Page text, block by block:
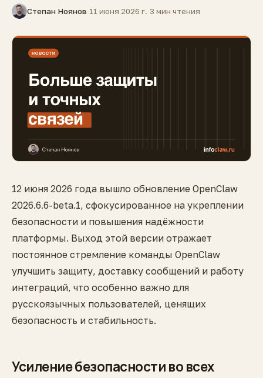
Степан Ноянов·11 июня 2026 г.·3 мин чтения
12 июня 2026 года вышло обновление OpenClaw
2026.6.6-beta.1, сфокусированное на укреплении
безопасности и повышения надёжности
платформы. Выход этой версии отражает
постоянное стремление команды OpenClaw
улучшить защиту, доставку сообщений и работу
интеграций, что особенно важно для
русскоязычных пользователей, ценящих
безопасность и стабильность.
Усиление безопасности во всех